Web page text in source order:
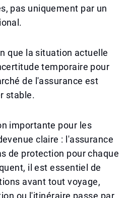
pas uniquement par un
que la situation actuelle
temporaire pour
de l'assurance est
stable.
importante pour les
claire : l'assurance
de protection pour chaque
il est essentiel de
avant tout voyage,
ou l'itinéraire passe par